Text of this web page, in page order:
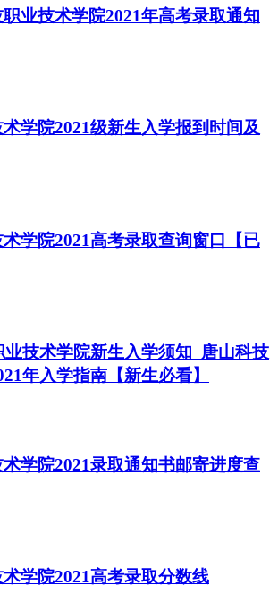
业技术学院2021年高考录取通知
学院2021级新生入学报到时间及
学院2021高考录取查询窗口【已
业技术学院新生入学须知_唐山科技
年入学指南【新生必看】
学院2021录取通知书邮寄进度查
学院2021高考录取分数线